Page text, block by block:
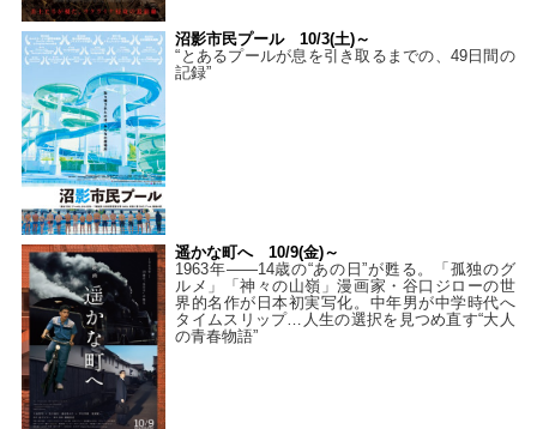
沼影市民プール 10/3(土)～
“とあるプールが息を引き取るまでの、49日間の
記録”
遥かな町へ 10/9(金)～
1963年――14歳の“あの日”が甦る。「孤独のグ
ルメ」「神々の山嶺」漫画家・谷口ジローの世
界的名作が日本初実写化。中年男が中学時代へ
タイムスリップ…人生の選択を見つめ直す“大人
の青春物語”